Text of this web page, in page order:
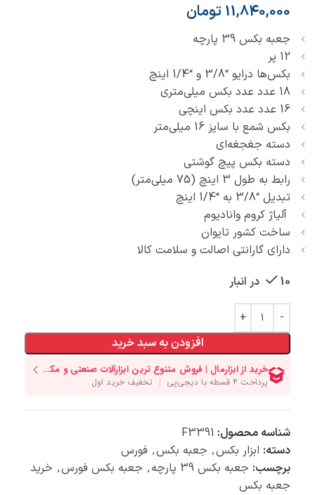
11,840,000تومان
جعبه بکس 39 پارچه
12 پر
بکس‌ها درایو “3/8 و “1/4 اینچ
18 عدد عدد بکس میلی‌متری
16 عدد عدد بکس اینچی
بکس شمع با سایز 16 میلی‌متر
دسته جغجغه‌ای
دسته بکس پیچ گوشتی
رابط به طول 3 اینچ (75 میلی‌متر)
تبدیل “3/8 به “1/4 اینچ
آلیاژ کروم وانادیوم
ساخت کشور تایوان
دارای گارانتی اصالت و سلامت کالا
10 در انبار
افزودن به سبد خرید
شناسه محصول: F3391
دسته: ابزار بکس, جعبه بکس, فورس
برچسب: جعبه بکس 39 پارچه , جعبه بکس فورس, خرید
جعبه بکس